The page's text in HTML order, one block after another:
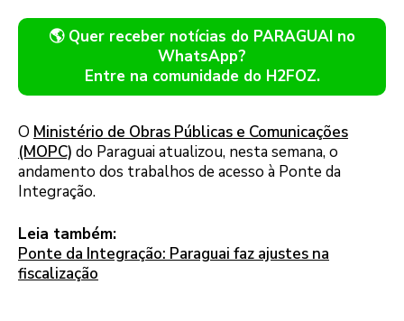
🌎 Quer receber notícias do PARAGUAI no
WhatsApp?
Entre na comunidade do H2FOZ.
O Ministério de Obras Públicas e Comunicações
(MOPC) do Paraguai atualizou, nesta semana, o
andamento dos trabalhos de acesso à Ponte da
Integração.
Leia também:
Ponte da Integração: Paraguai faz ajustes na
fiscalização